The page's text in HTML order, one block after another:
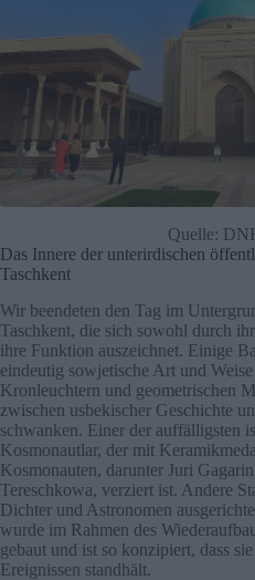
Quelle:
Das Innere der unterirdischen
Taschkent
Wir beendeten den Tag im
Taschkent, die sich sowohl durch
ihre Funktion auszeichnet. Einige
eindeutig sowjetische Art und
Kronleuchtern und geometrischen
zwischen usbekischer Geschichte
schwanken. Einer der auffälligsten
Kosmonautlar, der mit
Kosmonauten, darunter Juri
Tereschkowa, verziert ist. Andere
Dichter und Astronomen
wurde im Rahmen des
gebaut und ist so konzipiert, dass
Ereignissen standhält.